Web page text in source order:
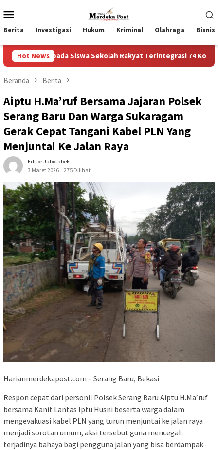
ke
kontenMobile
Berita Investigasi Hukum Kriminal Olahraga Bisnis
Hot News
Siswa Sekolah Rakyat Terintegrasi 74 Kota Tual
Beranda Berita
Aiptu H.Ma’ruf Bersama Jajaran Polsek
Serang Baru Dan Warga Sukaragam
Gerak Cepat Tangani Kabel PLN Yang
Menjuntai Ke Jalan Raya
Editor Jabotabek
3 Maret 2026
275 Dilihat
Harianmerdekapost.com – Serang Baru, Bekasi
Respon cepat dari personil Polsek Serang Baru Aiptu H.Ma’ruf
bersama Kanit Lantas Iptu Husni beserta warga dalam
mengevakuasi kabel PLN yang turun menjuntai ke jalan raya
menjadi sorotan umum, aksi tersebut guna mencegah
terjadinya bahaya bagi pengguna jalan yang bisa berdampak